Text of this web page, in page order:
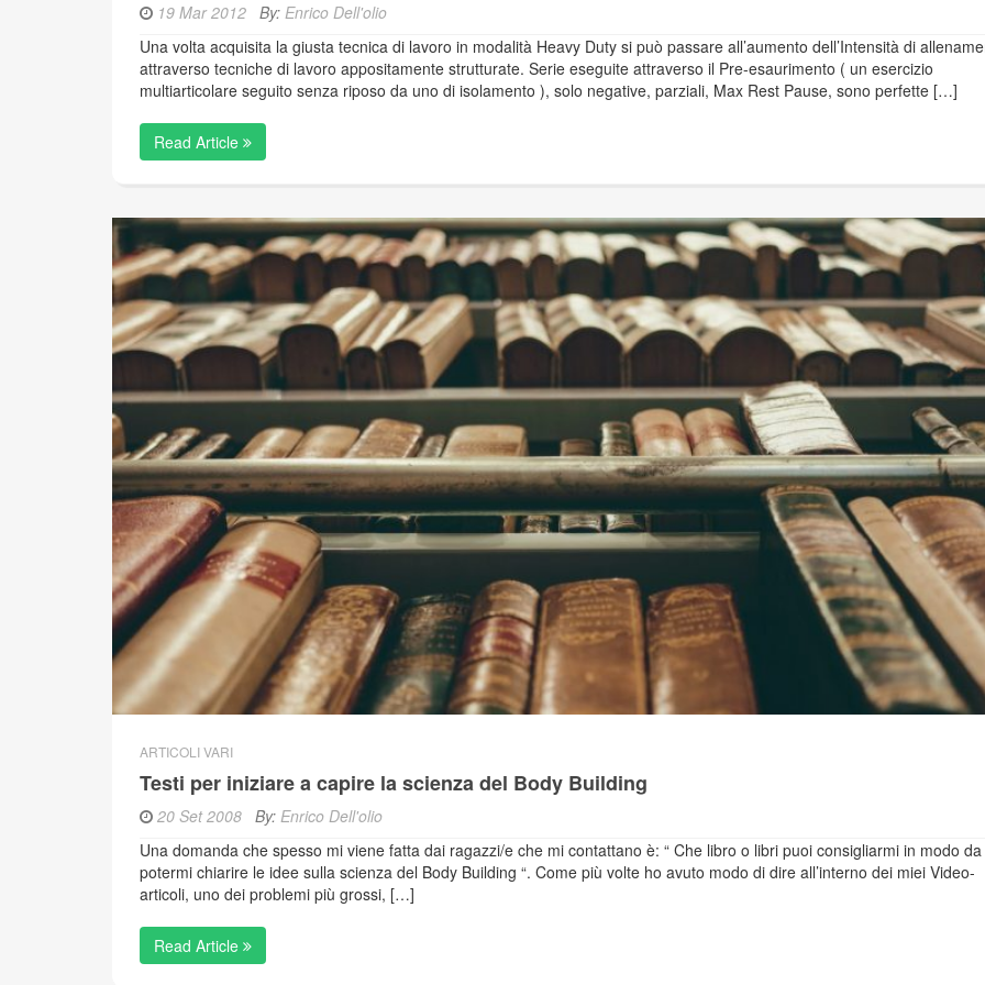
19 Mar 2012 By: Enrico Dell'olio
Una volta acquisita la giusta tecnica di lavoro in modalità Heavy Duty si può passare all’aumento dell’Intensità di
attraverso tecniche di lavoro appositamente strutturate. Serie eseguite attraverso il Pre-esaurimento ( un esercizio
multiarticolare seguito senza riposo da uno di isolamento ), solo negative, parziali, Max Rest Pause, sono perfette […]
Read Article
ARTICOLI VARI
Testi per iniziare a capire la scienza del Body Building
20 Set 2008 By: Enrico Dell'olio
Una domanda che spesso mi viene fatta dai ragazzi/e che mi contattano è: “ Che libro o libri puoi consigliarmi in modo da
potermi chiarire le idee sulla scienza del Body Building “. Come più volte ho avuto modo di dire all’interno dei miei Video-
articoli, uno dei problemi più grossi, […]
Read Article